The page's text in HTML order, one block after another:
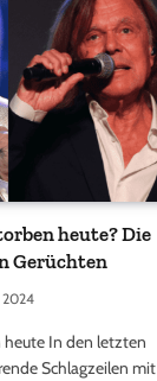
heute? Die
Gerüchten
2024
heute In den letzten
Schlagzeilen mit